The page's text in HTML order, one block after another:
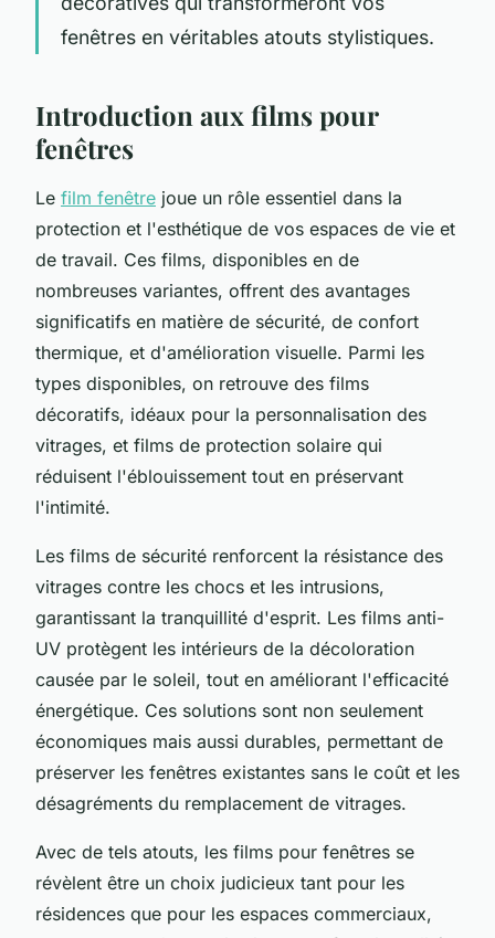
fenêtres en véritables atouts stylistiques.
Introduction aux films pour
fenêtres
Le film fenêtre joue un rôle essentiel dans la
protection et l'esthétique de vos espaces de vie et
de travail. Ces films, disponibles en de
nombreuses variantes, offrent des avantages
significatifs en matière de sécurité, de confort
thermique, et d'amélioration visuelle. Parmi les
types disponibles, on retrouve des films
décoratifs, idéaux pour la personnalisation des
vitrages, et films de protection solaire qui
réduisent l'éblouissement tout en préservant
l'intimité.
Les films de sécurité renforcent la résistance des
vitrages contre les chocs et les intrusions,
garantissant la tranquillité d'esprit. Les films anti-
UV protègent les intérieurs de la décoloration
causée par le soleil, tout en améliorant l'efficacité
énergétique. Ces solutions sont non seulement
économiques mais aussi durables, permettant de
préserver les fenêtres existantes sans le coût et les
désagréments du remplacement de vitrages.
Avec de tels atouts, les films pour fenêtres se
révèlent être un choix judicieux tant pour les
résidences que pour les espaces commerciaux,